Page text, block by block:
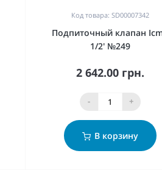
Код товара: SD00007342
Подпиточный клапан
1/2' №249
2 642.00 грн.
- +
В корзину